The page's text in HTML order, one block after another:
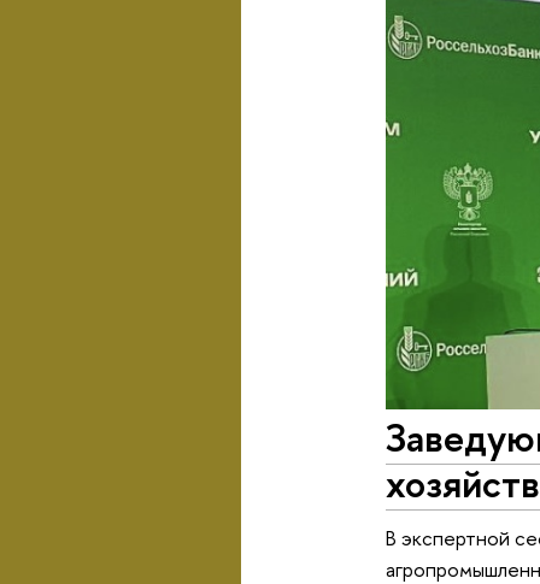
В экспертной